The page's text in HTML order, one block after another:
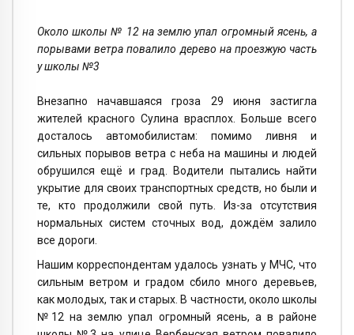
Около школы № 12 на землю упал огромный ясень, а
порывами ветра повалило дерево на проезжую часть
у школы №3
Внезапно начавшаяся гроза 29 июня застигла
жителей красного Сулина врасплох. Больше всего
досталось автомобилистам: помимо ливня и
сильных порывов ветра с неба на машины и людей
обрушился ещё и град. Водители пытались найти
укрытие для своих транспортных средств, но были и
те, кто продолжили свой путь. Из-за отсутствия
нормальных систем сточных вод, дождём залило
все дороги.
Нашим корреспондентам удалось узнать у МЧС, что
сильным ветром и градом сбило много деревьев,
как молодых, так и старых. В частности, около школы
№12 на землю упал огромный ясень, а в районе